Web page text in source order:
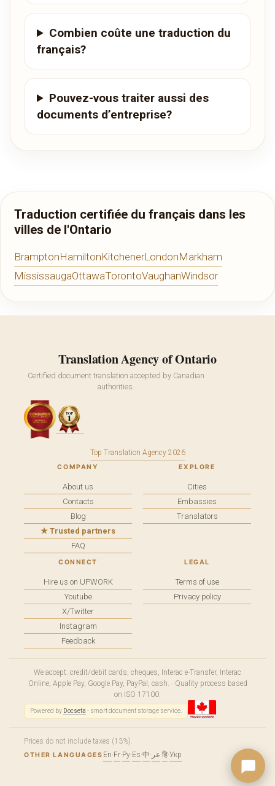
Combien coûte une traduction du
français?
Pouvez-vous traiter aussi des
documents d’entreprise?
Traduction certifiée du français dans les
villes de l'Ontario
BramptonHamiltonKitchenerLondonMarkham
MississaugaOttawaTorontoVaughanWindsor
Translation Agency of Ontario
Certified document translation accepted by Canadian
authorities.
Top Translation Agency 2026
COMPANY
About us
Contacts
Blog
★ Trusted partners
FAQ
EXPLORE
Cities
Embassies
Translators
CONNECT
Hire us on UPWORK
Youtube
X/Twitter
Instagram
Feedback
LEGAL
Terms of use
Privacy policy
We accept: credit/debit cards, cheques, Interac e-Transfer, Interac
Online, Apple Pay, Google Pay, PayPal, cash. · Quality process based
on ISO 17100.
Powered by Docseta - smart document storage service.
Prices do not include taxes (13%).
OTHER LANGUAGES En·Fr·Ру·Es·中· عر·हि·Укр